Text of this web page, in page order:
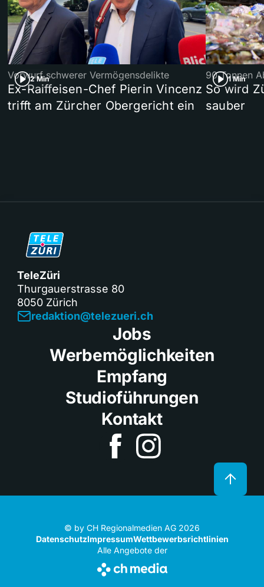
2 Min
Vorwurf schwerer Vermögensdelikte
Ex-Raiffeisen-Chef Pierin Vincenz
trifft am Zürcher Obergericht ein
1 Min
90 Tonnen
So wird
sauber
TeleZüri
Thurgauerstrasse 80
8050 Zürich
redaktion@telezueri.ch
Jobs
Werbemöglichkeiten
Empfang
Studioführungen
Kontakt
© by CH Regionalmedien AG 2026
DatenschutzImpressumWettbewerbsrichtlinien
Alle Angebote der